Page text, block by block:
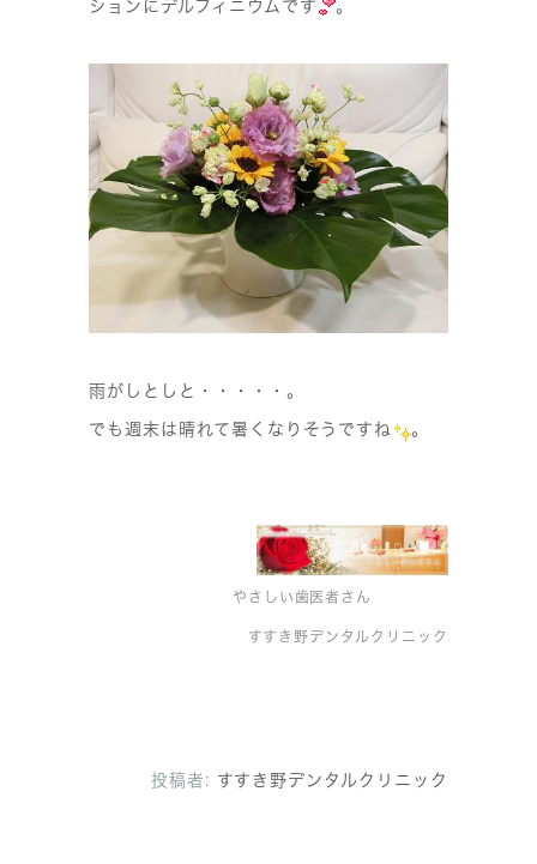
ションにデルフィニウムです 。
雨がしとしと・・・・・。
でも週末は晴れて暑くなりそうですね 。
やさしい歯医者さん
すすき野デンタルクリニック
投稿者: すすき野デンタルクリニック